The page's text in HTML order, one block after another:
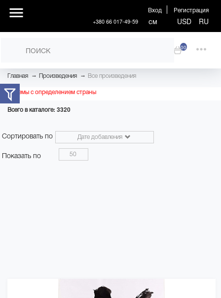
Вход Регистрация
+380 66 017-49-59 см USD RU
00
Главная → Произведения → Все произведения
Проблемы с определением страны
Всего в каталоге: 3320
Сортировать по Дате добавления
Показать по 50